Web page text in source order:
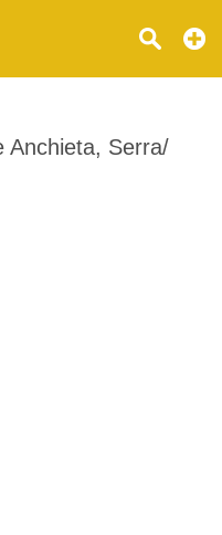
Anchieta, Serra/